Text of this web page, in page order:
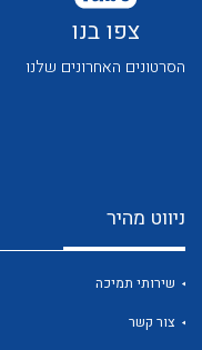
לכל מוצרי היצרן
לכל מוצרי היצרן
צפו בנו
הסרטונים האחרונים שלנו
ניווט מהיר
שירותי תמיכה
צור קשר